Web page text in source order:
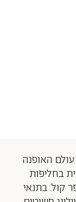
האופנה
בחליפות
קול. בתנאי